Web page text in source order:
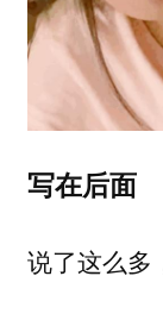
写在后面
说了这么多